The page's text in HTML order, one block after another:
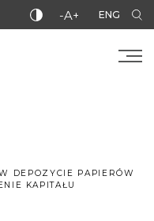
-A+ ENG
DEPOZYCIE PAPIERÓW
KAPITAŁU